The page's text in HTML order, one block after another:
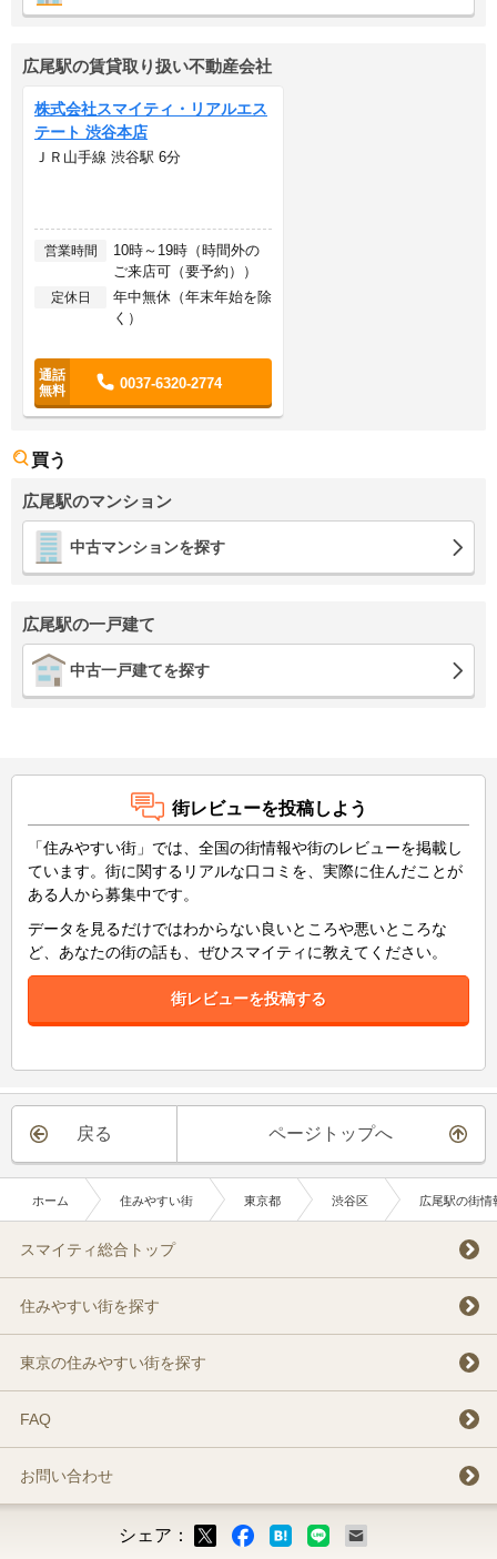
広尾駅の賃貸取り扱い不動産会社
株式会社スマイティ・リアルエス
テート 渋谷本店
ＪＲ山手線 渋谷駅 6分
営業時間
10時～19時（時間外の
ご来店可（要予約））
定休日
年中無休（年末年始を除
く）
0037-6320-2774
買う
広尾駅のマンション
中古マンションを探す
広尾駅の一戸建て
中古一戸建てを探す
街レビューを投稿しよう
「住みやすい街」では、全国の街情報や街のレビューを掲載し
ています。街に関するリアルな口コミを、実際に住んだことが
ある人から募集中です。
データを見るだけではわからない良いところや悪いところな
ど、あなたの街の話も、ぜひスマイティに教えてください。
街レビューを投稿する
戻る ページトップへ
ホーム 住みやすい街 東京都 渋谷区 広尾駅の街情
スマイティ総合トップ
住みやすい街を探す
東京の住みやすい街を探す
FAQ
お問い合わせ
シェア：